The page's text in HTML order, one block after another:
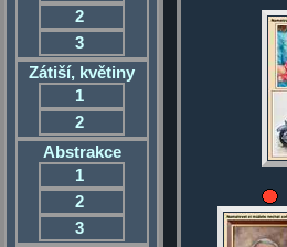
2
3
Zátiší, květiny
1
2
Abstrakce
1
2
3